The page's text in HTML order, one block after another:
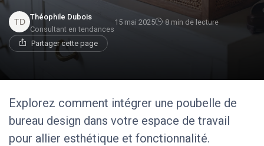
Théophile Dubois
Consultant en tendances
15 mai 2025 8 min de lecture
Partager cette page
Explorez comment intégrer une poubelle de
bureau design dans votre espace de travail
pour allier esthétique et fonctionnalité.